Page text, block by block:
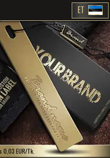
ET
0,03 EUR/Tk.